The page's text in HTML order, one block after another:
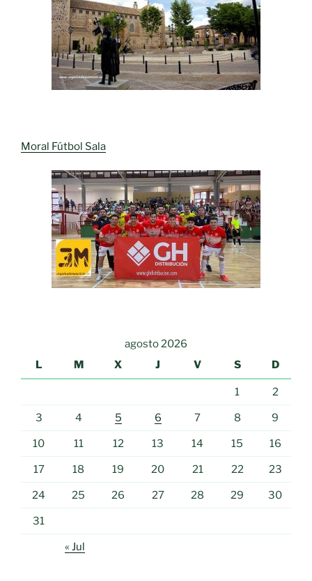
Moral Fútbol Sala
agosto 2026
L
M X J V S D
1 2
3 4 5 6 7 8 9
10 11 12 13 14 15 16
17 18 19 20 21 22 23
24 25 26 27 28 29 30
31
« Jul